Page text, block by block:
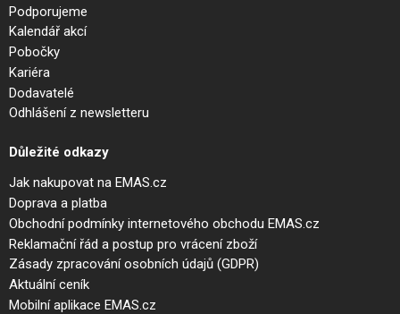
Podporujeme
Kalendář akcí
Pobočky
Kariéra
Dodavatelé
Odhlášení z newsletteru
Důležité odkazy
Jak nakupovat na EMAS.cz
Doprava a platba
Obchodní podmínky internetového obchodu EMAS.cz
Reklamační řád a postup pro vrácení zboží
Zásady zpracování osobních údajů (GDPR)
Aktuální ceník
Mobilní aplikace EMAS.cz